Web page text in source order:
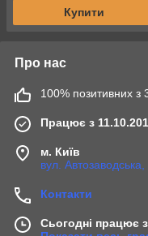
Купити
Про нас
100% позитивних з
Працює з
м. Київ
вул.
Контакти
Сьогодні працює